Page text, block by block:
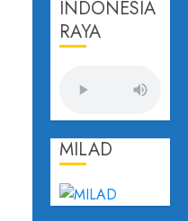
INDONESIA
RAYA
MILAD